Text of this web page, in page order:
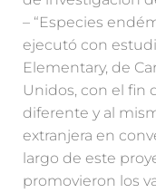
– “Especies
ejecutó con
Elementary, de
Unidos, con el fin
diferente y al
extranjera en
largo de este
promovieron los